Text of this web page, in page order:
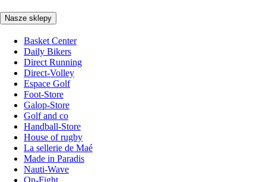
Nasze sklepy
Basket Center
Daily Bikers
Direct Running
Direct-Volley
Espace Golf
Foot-Store
Galop-Store
Golf and co
Handball-Store
House of rugby
La sellerie de Maé
Made in Paradis
Nauti-Wave
On-Fight